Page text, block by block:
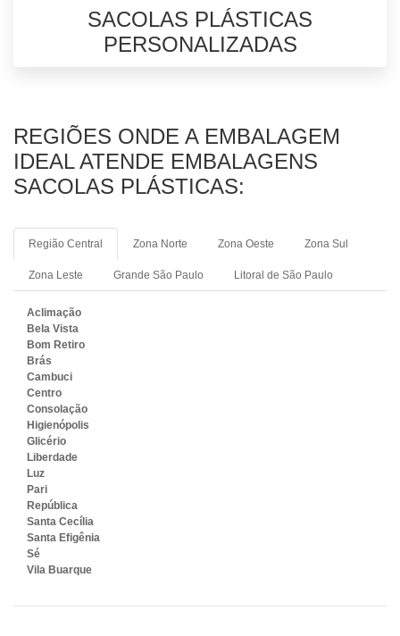
SACOLAS PLÁSTICAS
PERSONALIZADAS
REGIÕES ONDE A EMBALAGEM
IDEAL ATENDE EMBALAGENS
SACOLAS PLÁSTICAS:
Região Central Zona Norte Zona Oeste Zona Sul
Zona Leste Grande São Paulo Litoral de São Paulo
Aclimação
Bela Vista
Bom Retiro
Brás
Cambuci
Centro
Consolação
Higienópolis
Glicério
Liberdade
Luz
Pari
República
Santa Cecília
Santa Efigênia
Sé
Vila Buarque